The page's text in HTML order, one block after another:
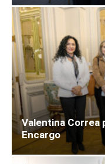
Valentina Correa
Encargo